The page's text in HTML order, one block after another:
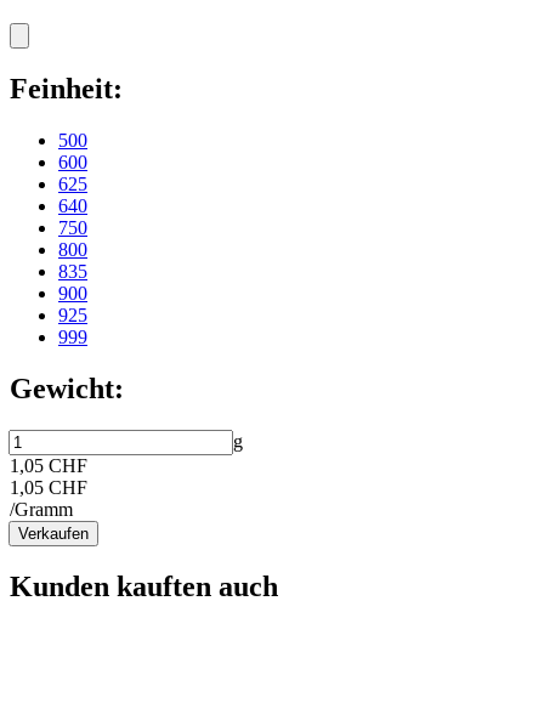
Feinheit:
500
600
625
640
750
800
835
900
925
999
Gewicht:
g
1,05 CHF
1,05 CHF
/Gramm
Verkaufen
Kunden kauften auch